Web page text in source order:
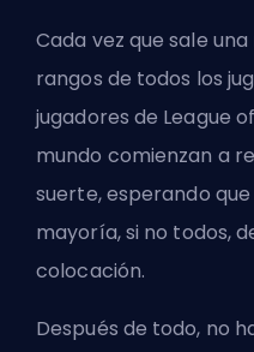
Cada vez que sale una
rangos de todos los
jugadores de League
mundo comienzan a
suerte, esperando
mayoría, si no todos,
colocación.
Después de todo, no